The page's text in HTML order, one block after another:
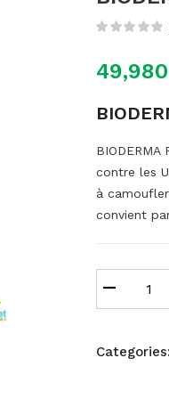
contre les
à
convient
Categories: